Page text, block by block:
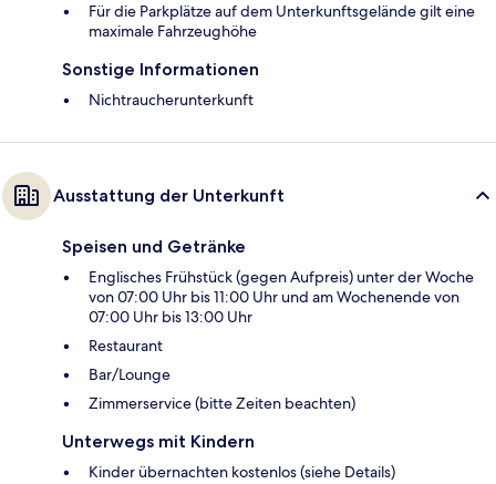
Für die Parkplätze auf dem Unterkunftsgelände gilt eine
maximale Fahrzeughöhe
Sonstige Informationen
Nichtraucherunterkunft
Ausstattung der Unterkunft
Speisen und Getränke
Englisches Frühstück (gegen Aufpreis) unter der Woche
von 07:00 Uhr bis 11:00 Uhr und am Wochenende von
07:00 Uhr bis 13:00 Uhr
Restaurant
Bar/Lounge
Zimmerservice (bitte Zeiten beachten)
Unterwegs mit Kindern
Kinder übernachten kostenlos (siehe Details)